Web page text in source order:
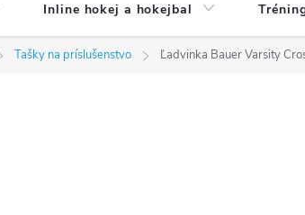
Inline hokej a hokejbal
Tašky na príslušenstvo Ľadvinka Bauer Varsity